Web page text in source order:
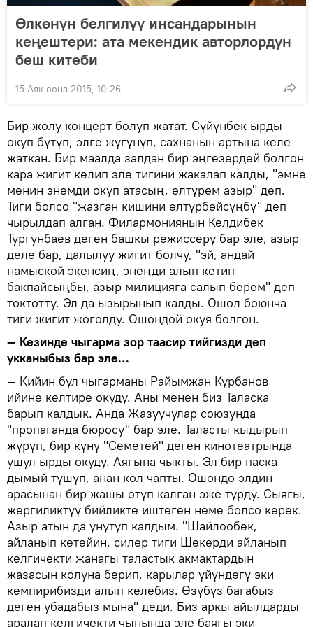
Өлкөнүн белгилүү инсандарынын
кеңештери: ата мекендик авторлордун
беш китеби
15 Аяк оона 2015, 10:26
Бир жолу концерт болуп жатат. Сүйүнбек ырды
окуп бүтүп, элге жүгүнүп, сахнанын артына келе
жаткан. Бир маалда залдан бир эңгезердей болгон
кара жигит келип эле тигини жакалап калды, "эмне
менин энемди окуп атасың, өлтүрөм азыр" деп.
Тиги болсо "жазган кишини өлтүрбөйсүңбү" деп
чырылдап алган. Филармониянын Келдибек
Тургунбаев деген башкы режиссеру бар эле, азыр
деле бар, далылуу жигит болчу, "эй, андай
намыскөй экенсиң, энеңди алып кетип
бакпайсыңбы, азыр милицияга салып берем" деп
токтотту. Эл да ызырынып калды. Ошол боюнча
тиги жигит жоголду. Ошондой окуя болгон.
— Кезинде чыгарма зор таасир тийгизди деп
укканыбыз бар эле…
— Кийин бул чыгарманы Райымжан Курбанов
ийине келтире окуду. Аны менен биз Таласка
барып калдык. Анда Жазуучулар союзунда
"пропаганда бюросу" бар эле. Таласты кыдырып
жүрүп, бир күнү "Семетей" деген кинотеатрында
ушул ырды окуду. Аягына чыкты. Эл бир паска
дымый түшүп, анан кол чапты. Ошондо элдин
арасынан бир жашы өтүп калган эже турду. Сыягы,
жергиликтүү бийликте иштеген неме болсо керек.
Азыр атын да унутуп калдым. "Шайлообек,
айланып кетейин, силер тиги Шекерди айланып
келгичекти жанагы таластык акмактардын
жазасын колуна берип, карылар үйүндөгү эки
кемпирибизди алып келебиз. Өзүбүз багабыз
деген убадабыз мына" деди. Биз аркы айылдарды
аралап келгичекти чынында эле баягы эки